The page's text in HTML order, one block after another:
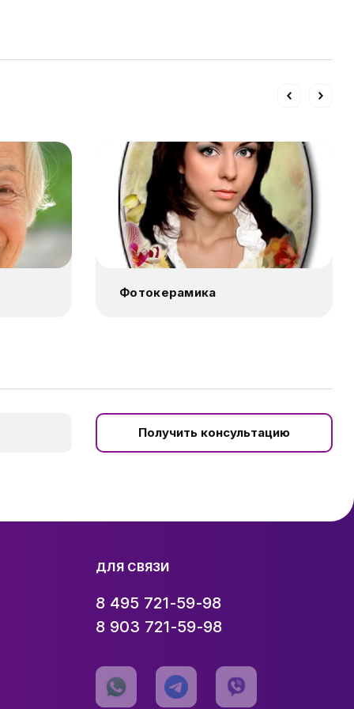
Фотокерамика
Получить консультацию
ДЛЯ СВЯЗИ
8 495 721-59-98
8 903 721-59-98